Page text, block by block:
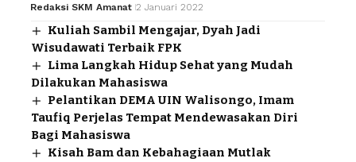
Redaksi SKM Amanat 2 Januari 2022
Kuliah Sambil Mengajar, Dyah Jadi
Wisudawati Terbaik FPK
Lima Langkah Hidup Sehat yang Mudah
Dilakukan Mahasiswa
Pelantikan DEMA UIN Walisongo, Imam
Taufiq Perjelas Tempat Mendewasakan Diri
Bagi Mahasiswa
Kisah Bam dan Kebahagiaan Mutlak